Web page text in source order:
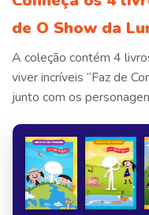
de O Show da
A coleção contém 4
viver incríveis “Faz de
junto com os